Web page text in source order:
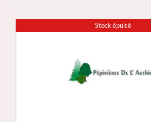
Stock épuisé